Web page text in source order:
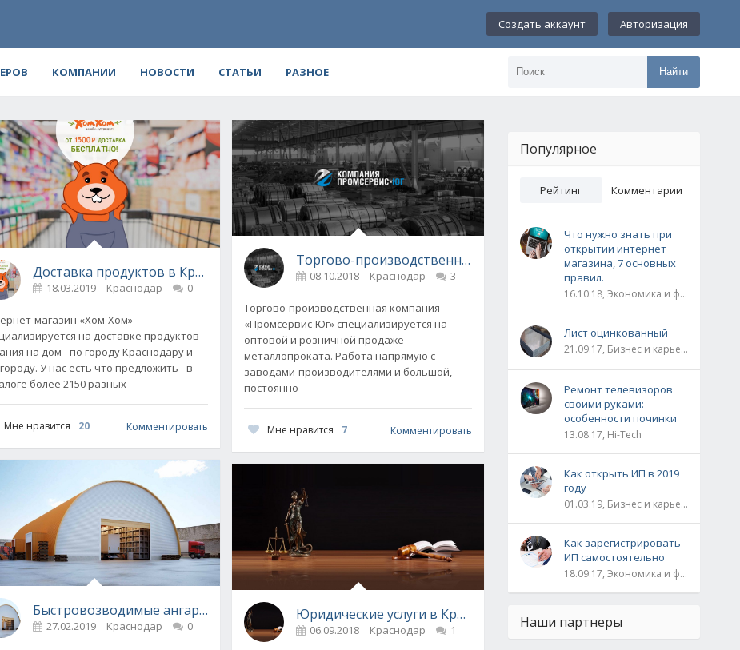
Создать аккаунт Авторизация
КОМПАНИИ НОВОСТИ СТАТЬИ РАЗНОЕ Найти
по разработке и продвижению сайтов стоматологий и медицинских центров в 2026 году
росту в Краснодаре
Доставка продуктов в Краснодаре — «Хом-Хом»
18.03.2019 Краснодар 0
магазин «Хом-Хом»
на доставке продуктов
на дом - по городу Краснодару и
У нас есть что предложить - в
более 2150 разных
Мне нравится 20 Комментировать
Быстровозводимые ангары в Краснодаре от компании «Грандметаллстрой»
27.02.2019 Краснодар 0
Торгово-производственная компания «Промсервис-Юг»
08.10.2018 Краснодар 3
Торгово-производственная компания
«Промсервис-Юг» специализируется на
оптовой и розничной продаже
металлопроката. Работа напрямую с
заводами-производителями и большой,
постоянно
Мне нравится 7 Комментировать
Юридические услуги в Краснодаре от компании «Сайрус»
06.09.2018 Краснодар 1
Популярное
Рейтинг Комментарии
Что нужно знать при
открытии интернет
магазина, 7 основных
правил.
16.10.18, Экономика и финансы
Лист оцинкованный
21.09.17, Бизнес и карьера
Ремонт телевизоров
своими руками:
особенности починки
13.08.17, Hi-Tech
Как открыть ИП в 2019
году
01.03.19, Бизнес и карьера
Как зарегистрировать
ИП самостоятельно
18.09.17, Экономика и финансы
Наши партнеры